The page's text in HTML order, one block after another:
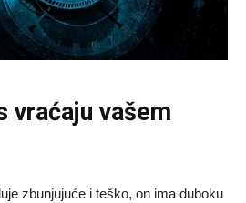
vraćaju vašem
zbunjujuće i teško, on ima duboku